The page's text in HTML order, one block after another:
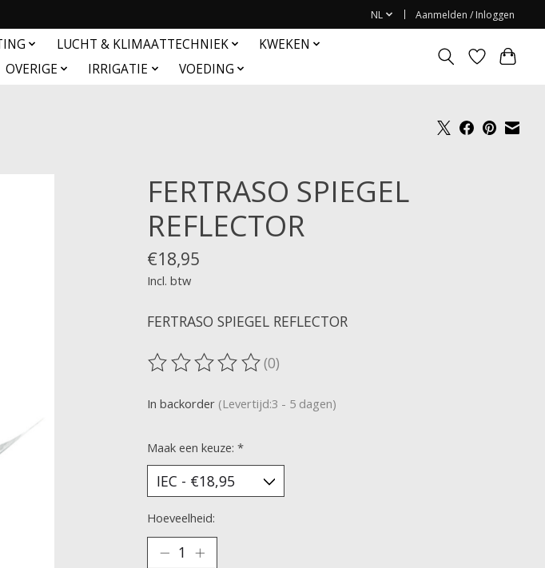
NL Aanmelden / Inloggen
LUCHT & KLIMAATTECHNIEK
KWEKEN
OVERIGE IRRIGATIE VOEDING
FERTRASO SPIEGEL
REFLECTOR
€18,95
Incl. btw
FERTRASO SPIEGEL REFLECTOR
De beoordeling van dit product is
(0)
In backorder (Levertijd:3 - 5 dagen)
Maak een keuze: *
Hoeveelheid: